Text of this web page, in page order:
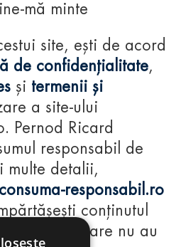
mă minte
site, ești de acord
de confidențialitate,
și termenii și
a site-ului
Pernod Ricard
responsabil de
multe detalii,
responsabil.ro
conținutul
persoane care nu au